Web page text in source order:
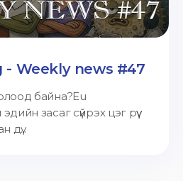
- Weekly news #47
байна?Eu
засаг сүйрэх цэг рүү
дү...